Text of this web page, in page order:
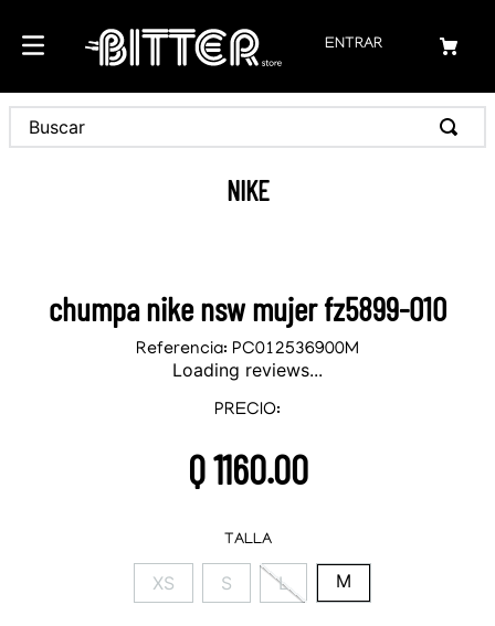
ENTRAR
Buscar
NIKE
chumpa nike nsw mujer fz5899-010
Referencia: PC012536900M
Loading reviews...
PRECIO:
Q1160.00
TALLA
XS S L M